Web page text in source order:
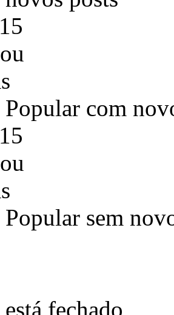
com
sem
fechado